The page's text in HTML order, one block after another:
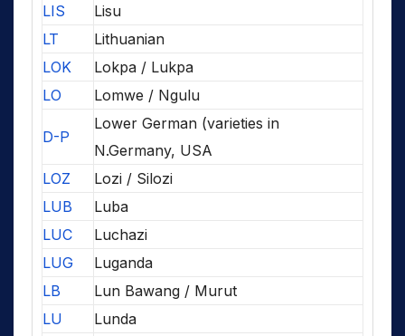
LIS
Lisu
LT
Lithuanian
LOK
Lokpa / Lukpa
LO
Lomwe / Ngulu
D-P
Lower German (varieties in
N.Germany, USA
LOZ
Lozi / Silozi
LUB
Luba
LUC
Luchazi
LUG
Luganda
LB
Lun Bawang / Murut
LU
Lunda